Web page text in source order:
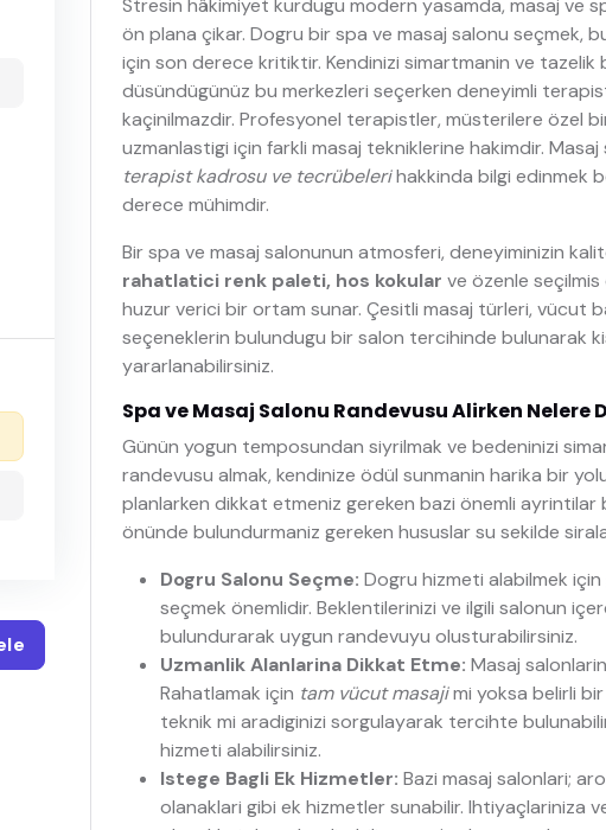
Stresin hâkimiyet kurdugu modern yasamda, masaj ve
ön plana çikar. Dogru bir spa ve masaj salonu seçmek,
için son derece kritiktir. Kendinizi simartmanin ve tazelik
düsündügünüz bu merkezleri seçerken deneyimli
kaçinilmazdir. Profesyonel terapistler, müsterilere özel
uzmanlastigi için farkli masaj tekniklerine hakimdir.
terapist kadrosu ve tecrübelerihakkinda bilgi edinmek
derece mühimdir.
Bir spa ve masaj salonunun atmosferi, deneyiminizin
rahatlatici renk paleti, hos kokular ve özenle
huzur verici bir ortam sunar. Çesitli masaj türleri, vücut
seçeneklerin bulundugu bir salon tercihinde bulunarak
yararlanabilirsiniz.
Spa ve Masaj Salonu Randevusu Alirken Nelere
Günün yogun temposundan siyrilmak ve bedeninizi
randevusu almak, kendinize ödül sunmanin harika bir
planlarken dikkat etmeniz gereken bazi önemli ayrintilar
önünde bulundurmaniz gereken hususlar su sekilde
Dogru Salonu Seçme: Dogru hizmeti alabilmek
seçmek önemlidir. Beklentilerinizi ve ilgili salonun
bulundurarak uygun randevuyu olusturabilirsiniz.
Uzmanlik Alanlarina Dikkat Etme: Masaj
Rahatlamak için tam vücut masajimi yoksa belirli
teknik mi aradiginizi sorgulayarak tercihte
hizmeti alabilirsiniz.
Istege Bagli Ek Hizmetler: Bazi masaj salonlari;
olanaklari gibi ek hizmetler sunabilir. Ihtiyaçlariniza